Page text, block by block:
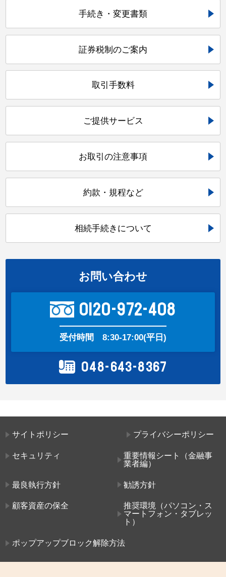
手続き・変更書類
証券税制のご案内
取引手数料
ご提供サービス
お取引の注意事項
約款・規程など
相続手続きについて
お問い合わせ
0120-972-408
受付時間 8:30-17:00(平日)
048-643-8367
サイトポリシー プライバシーポリシー
セキュリティ
重要情報シート（金融事
業者編）
最良執行方針 勧誘方針
顧客資産の保全
推奨環境（パソコン・ス
マートフォン・タブレッ
ト）
ポップアップブロック解除方法